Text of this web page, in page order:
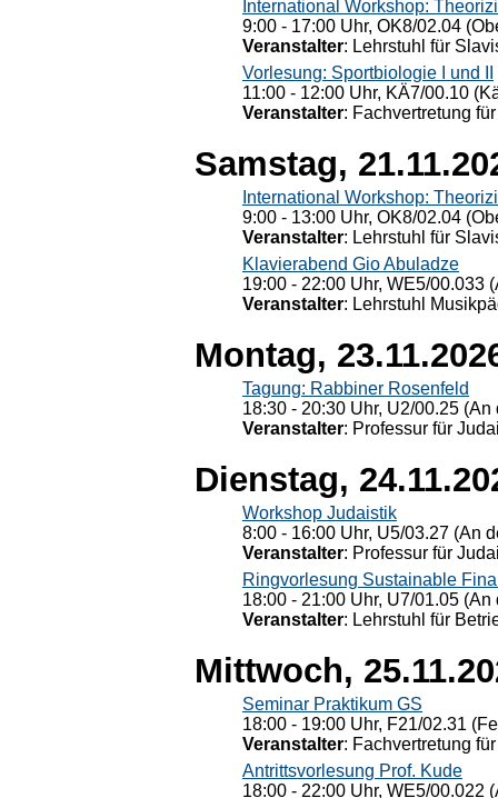
International Workshop:
9:00 - 17:00 Uhr, OK8/02.04
Veranstalter: Lehrstuhl für
Vorlesung: Sportbiologie I und II
11:00 - 12:00 Uhr, KÄ7/00.10
Veranstalter: Fachvertretung
Samstag,
International Workshop:
9:00 - 13:00 Uhr, OK8/02.04
Veranstalter: Lehrstuhl für
Klavierabend Gio Abuladze
19:00 - 22:00 Uhr, WE5/00.033
Veranstalter: Lehrstuhl
Montag,
Tagung: Rabbiner Rosenfeld
18:30 - 20:30 Uhr, U2/00.25
Veranstalter: Professur für
Dienstag,
Workshop Judaistik
8:00 - 16:00 Uhr, U5/03.27 (An
Veranstalter: Professur für
Ringvorlesung Sustainable
18:00 - 21:00 Uhr, U7/01.05
Veranstalter: Lehrstuhl für
Mittwoch,
Seminar Praktikum GS
18:00 - 19:00 Uhr, F21/02.31
Veranstalter: Fachvertretung
Antrittsvorlesung Prof. Kude
18:00 - 22:00 Uhr, WE5/00.022